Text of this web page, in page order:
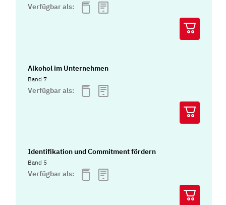
Verfügbar als:
Alkohol im Unternehmen
Band 7
Verfügbar als:
Identifikation und Commitment fördern
Band 5
Verfügbar als: